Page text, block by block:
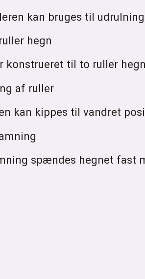
kan bruges til
hegn
konstrueret til to ruller
af ruller
kan kippes til vandret
spændes hegnet fast